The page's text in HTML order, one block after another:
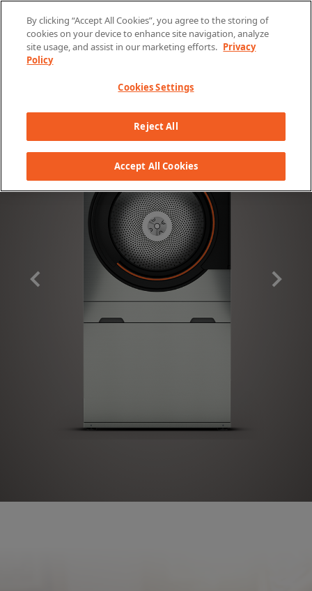
By clicking “Accept All Cookies”, you agree to the storing of
cookies on your device to enhance site navigation, analyze
site usage, and assist in our marketing efforts. Privacy
Policy
Cookies Settings
Reject All
Accept All Cookies